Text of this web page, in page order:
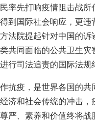
率先打响疫情阻击战
到国际社会响应，更
法院提起针对中国的
共同面临的公共卫生
行司法追责的国际法规
疫，是世界各国的共
济和社会传统的冲击
严、素养和价值终将